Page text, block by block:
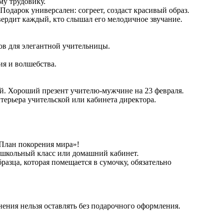
универсален: согреет, создаст красивый образ.
каждый, кто слышал его мелодичное звучание.
для элегантной учительницы.
и волшебства.
Хороший презент учителю-мужчине на 23 февраля.
учительской или кабинета директора.
покорения мира»!
класс или домашний кабинет.
которая помещается в сумочку, обязательно
нельзя оставлять без подарочного оформления.